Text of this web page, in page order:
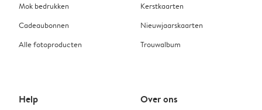
Mok bedrukken
Cadeaubonnen
Alle fotoproducten
Kerstkaarten
Nieuwjaarskaarten
Trouwalbum
Help Over ons